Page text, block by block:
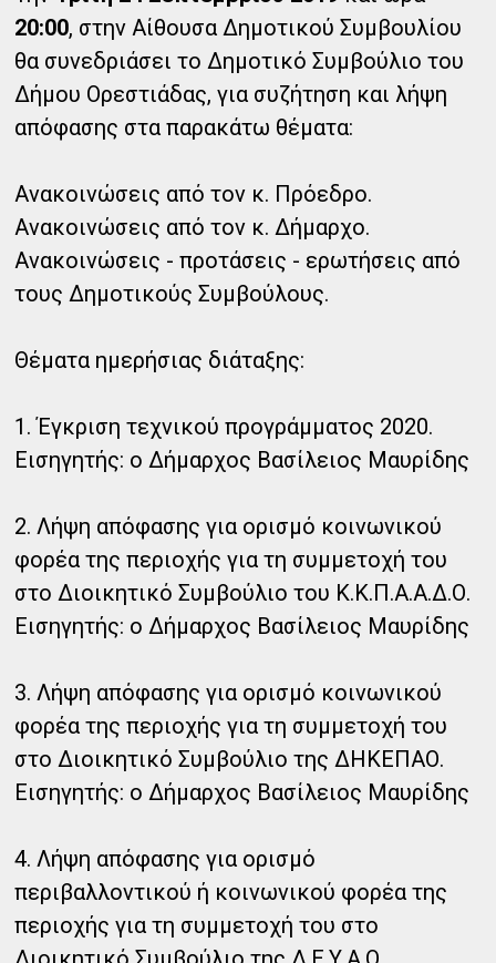
20:00, στην Αίθουσα Δημοτικού Συμβουλίου
θα συνεδριάσει το Δημοτικό Συμβούλιο του
Δήμου Ορεστιάδας, για συζήτηση και λήψη
απόφασης στα παρακάτω θέματα:
Ανακοινώσεις από τον κ. Πρόεδρο.
Ανακοινώσεις από τον κ. Δήμαρχο.
Ανακοινώσεις - προτάσεις - ερωτήσεις από
τους Δημοτικούς Συμβούλους.
Θέματα ημερήσιας διάταξης:
1. Έγκριση τεχνικού προγράμματος 2020.
Εισηγητής: ο Δήμαρχος Βασίλειος Μαυρίδης
2. Λήψη απόφασης για ορισμό κοινωνικού
φορέα της περιοχής για τη συμμετοχή του
στο Διοικητικό Συμβούλιο του Κ.Κ.Π.Α.Α.Δ.Ο.
Εισηγητής: ο Δήμαρχος Βασίλειος Μαυρίδης
3. Λήψη απόφασης για ορισμό κοινωνικού
φορέα της περιοχής για τη συμμετοχή του
στο Διοικητικό Συμβούλιο της ΔΗΚΕΠΑΟ.
Εισηγητής: ο Δήμαρχος Βασίλειος Μαυρίδης
4. Λήψη απόφασης για ορισμό
περιβαλλοντικού ή κοινωνικού φορέα της
περιοχής για τη συμμετοχή του στο